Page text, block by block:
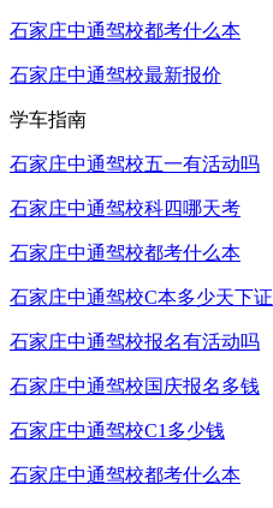
石家庄中通驾校都考什么本
石家庄中通驾校最新报价
学车指南
石家庄中通驾校五一有活动吗
石家庄中通驾校科四哪天考
石家庄中通驾校都考什么本
石家庄中通驾校C本多少天下证
石家庄中通驾校报名有活动吗
石家庄中通驾校国庆报名多钱
石家庄中通驾校C1多少钱
石家庄中通驾校都考什么本